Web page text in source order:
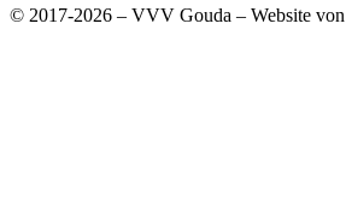
© 2017-2026 – VVV Gouda – Website von